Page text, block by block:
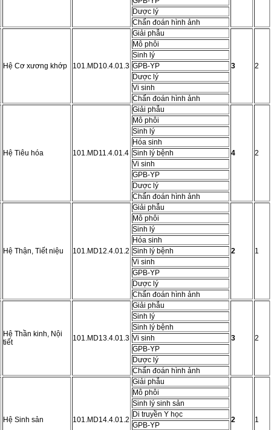
Dược lý
Chẩn đoán hình ảnh
Hệ Cơ xương khớp 101.MD10.4.01.3
Giải phẫu
3 2
Mô phôi
Sinh lý
GPB-YP
Dược lý
Vi sinh
Chẩn đoán hình ảnh
Hệ Tiêu hóa 101.MD11.4.01.4
Giải phẫu
4 2
Mô phôi
Sinh lý
Hóa sinh
Sinh lý bệnh
Vi sinh
GPB-YP
Dược lý
Chẩn đoán hình ảnh
Hệ Thận, Tiết niệu 101.MD12.4.01.2
Giải phẫu
2 1
Mô phôi
Sinh lý
Hóa sinh
Sinh lý bệnh
Vi sinh
GPB-YP
Dược lý
Chẩn đoán hình ảnh
Hệ Thần kinh, Nội
tiết
101.MD13.4.01.3
Giải phẫu
3 2
Sinh lý
Sinh lý bệnh
Vi sinh
GPB-YP
Dược lý
Chẩn đoán hình ảnh
Hệ Sinh sản 101.MD14.4.01.2
Giải phẫu
2 1
Mô phôi
Sinh lý sinh sản
Di truyền Y học
GPB-YP